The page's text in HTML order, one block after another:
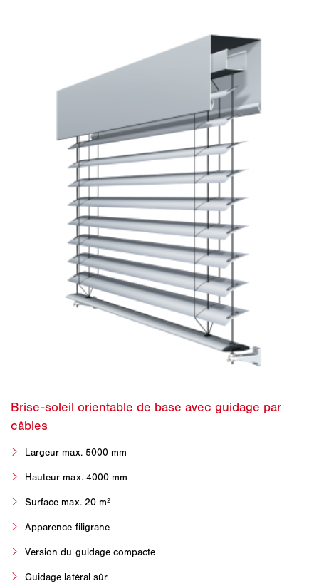
Largeur max. 5000 mm
Hauteur max. 4000 mm
Surface max. 20 m²
Apparence filigrane
Version du guidage compacte
Guidage latéral sûr